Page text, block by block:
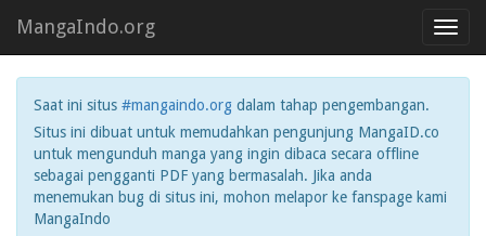
MangaIndo.org
Saat ini situs #mangaindo.org dalam tahap pengembangan.
Situs ini dibuat untuk memudahkan pengunjung MangaID.co
untuk mengunduh manga yang ingin dibaca secara offline
sebagai pengganti PDF yang bermasalah. Jika anda
menemukan bug di situs ini, mohon melapor ke fanspage kami
MangaIndo